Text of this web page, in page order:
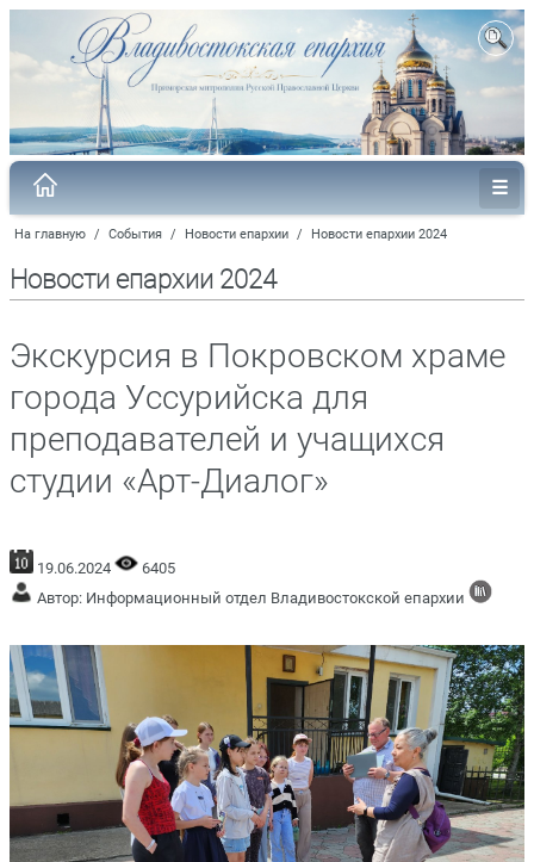
На главную / События / Новости епархии / Новости епархии 2024
Новости епархии 2024
Экскурсия в Покровском храме
города Уссурийска для
преподавателей и учащихся
студии «Арт-Диалог»
19.06.2024
6405
Автор: Информационный отдел Владивостокской епархии